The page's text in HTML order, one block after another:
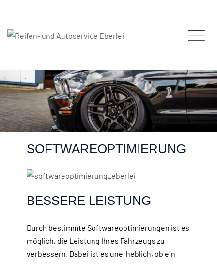
SOFTWAREOPTIMIERUNG
BESSERE LEISTUNG
Durch bestimmte Softwareoptimierungen ist es
möglich, die Leistung Ihres Fahrzeugs zu
verbessern. Dabei ist es unerheblich, ob ein